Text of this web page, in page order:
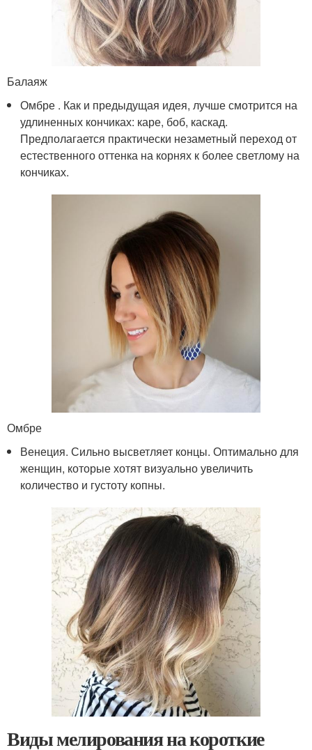
Балаяж
Омбре . Как и предыдущая идея, лучше смотрится на
удлиненных кончиках: каре, боб, каскад.
Предполагается практически незаметный переход от
естественного оттенка на корнях к более светлому на
кончиках.
Омбре
Венеция. Сильно высветляет концы. Оптимально для
женщин, которые хотят визуально увеличить
количество и густоту копны.
Виды мелирования на короткие